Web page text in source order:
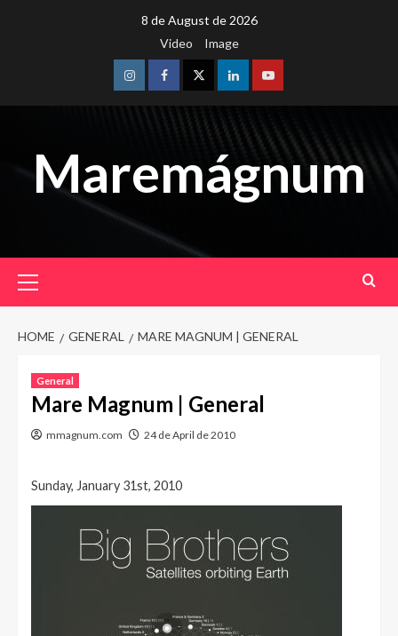
8 de August de 2026
Video
Image
InstagramFacebookTwitterLinkedinYoutube
Maremágnum
Menu
HOME GENERAL MARE MAGNUM | GENERAL
General
Mare Magnum | General
mmagnum.com 24 de April de 2010
Sunday, January 31st, 2010